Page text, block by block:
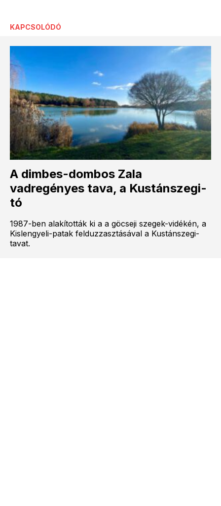
KAPCSOLÓDÓ
A dimbes-dombos Zala
vadregényes tava, a Kustánszegi-
tó
1987-ben alakították ki a a göcseji szegek-vidékén, a
Kislengyeli-patak felduzzasztásával a Kustánszegi-
tavat.